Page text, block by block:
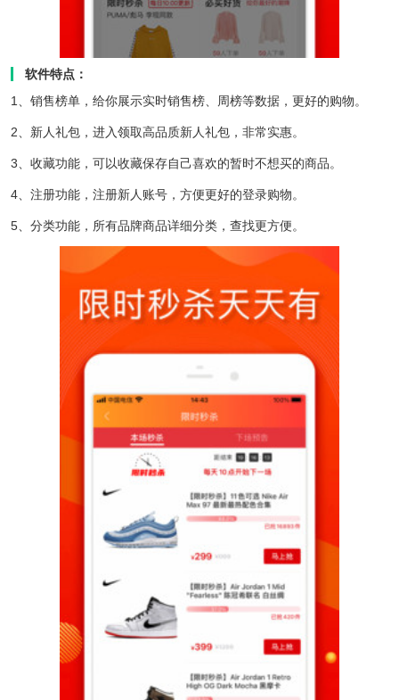
软件特点：
1、销售榜单，给你展示实时销售榜、周榜等数据，更好的购物。
2、新人礼包，进入领取高品质新人礼包，非常实惠。
3、收藏功能，可以收藏保存自己喜欢的暂时不想买的商品。
4、注册功能，注册新人账号，方便更好的登录购物。
5、分类功能，所有品牌商品详细分类，查找更方便。